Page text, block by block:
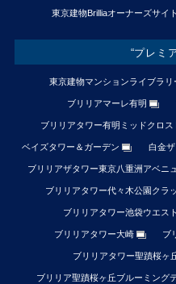
東京建物Brilliaオーナーズサイト
“プレミ
東京建物マンションライブラリ
ブリリアマーレ有明
ブリリアタワー有明ミッドクロス
ベイズタワー＆ガーデン 白金
ブリリアザタワー東京八重洲アベニ
ブリリアタワー代々木公園クラ
ブリリアタワー池袋ウエスト
ブリリアタワー大崎 ブ
ブリリアタワー聖蹟桜ヶ
ブリリア聖蹟桜ヶ丘ブルーミング